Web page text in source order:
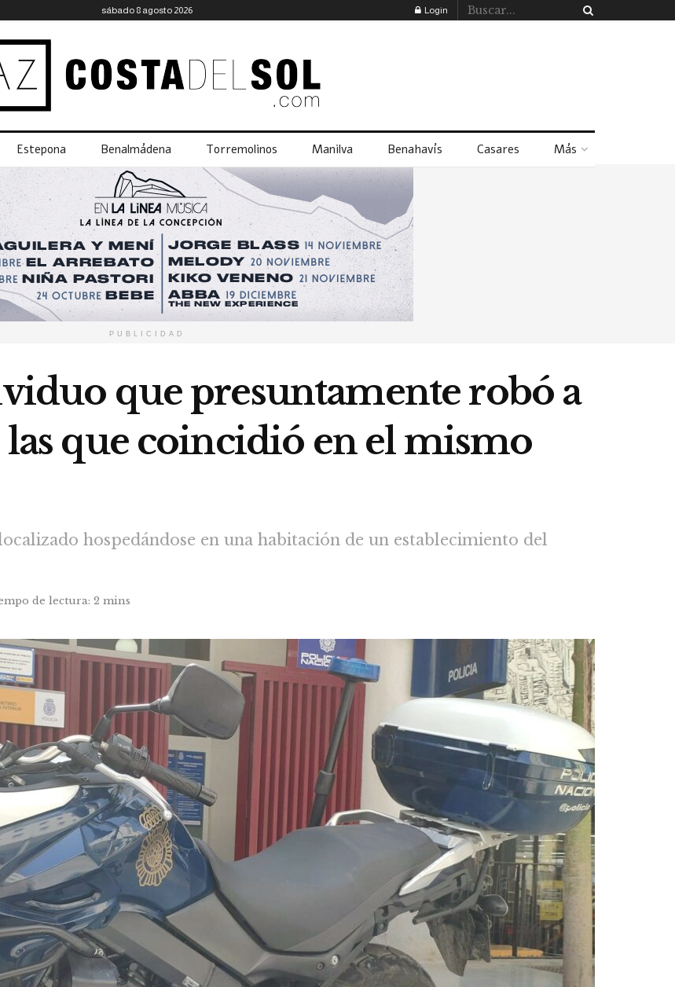
sábado 8 agosto 2026 Login
Estepona Benalmádena Torremolinos Manilva Benahavís Casares Más
PUBLICIDAD
que presuntamente robó a
las que coincidió en el mismo
hospedándose en una habitación de un establecimiento del
de lectura: 2 mins